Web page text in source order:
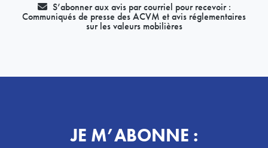
S’abonner aux avis par courriel pour recevoir :
Communiqués de presse des ACVM et avis réglementaires
sur les valeurs mobilières
JE M’ABONNE :